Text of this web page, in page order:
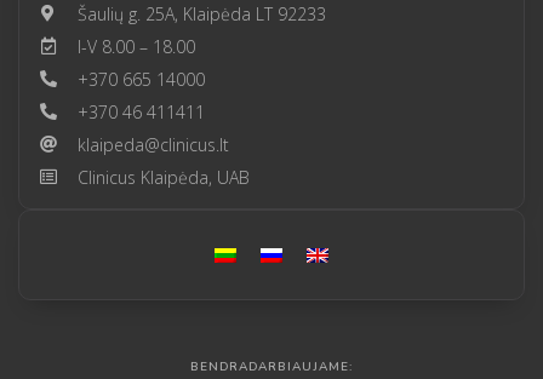
Šaulių g. 25A, Klaipėda LT 92233
I-V 8.00 – 18.00
+370 665 14000
+370 46 411411
klaipeda@clinicus.lt
Clinicus Klaipėda, UAB
BENDRADARBIAUJAME: